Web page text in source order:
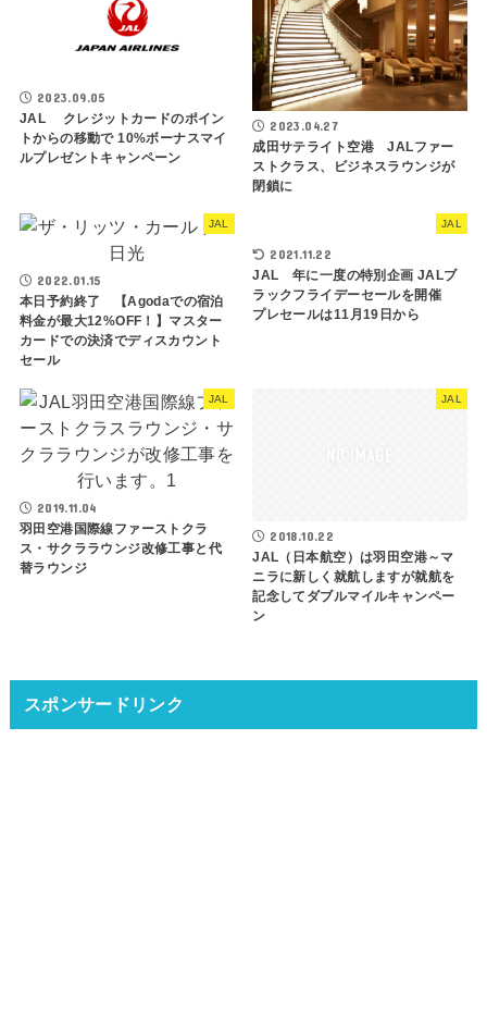
2023.09.05
JAL クレジットカードのポイン
トからの移動で 10%ボーナスマイ
ルプレゼントキャンペーン
2023.04.27
成田サテライト空港 JALファー
ストクラス、ビジネスラウンジが
閉鎖に
JAL
2022.01.15
本日予約終了 【Agodaでの宿泊
料金が最大12%OFF！】マスター
カードでの決済でディスカウント
セール
JAL
2021.11.22
JAL 年に一度の特別企画 JALブ
ラックフライデーセールを開催
プレセールは11月19日から
JAL
2019.11.04
羽田空港国際線ファーストクラ
ス・サクララウンジ改修工事と代
替ラウンジ
JAL
2018.10.22
JAL（日本航空）は羽田空港～マ
ニラに新しく就航しますが就航を
記念してダブルマイルキャンペー
ン
スポンサードリンク